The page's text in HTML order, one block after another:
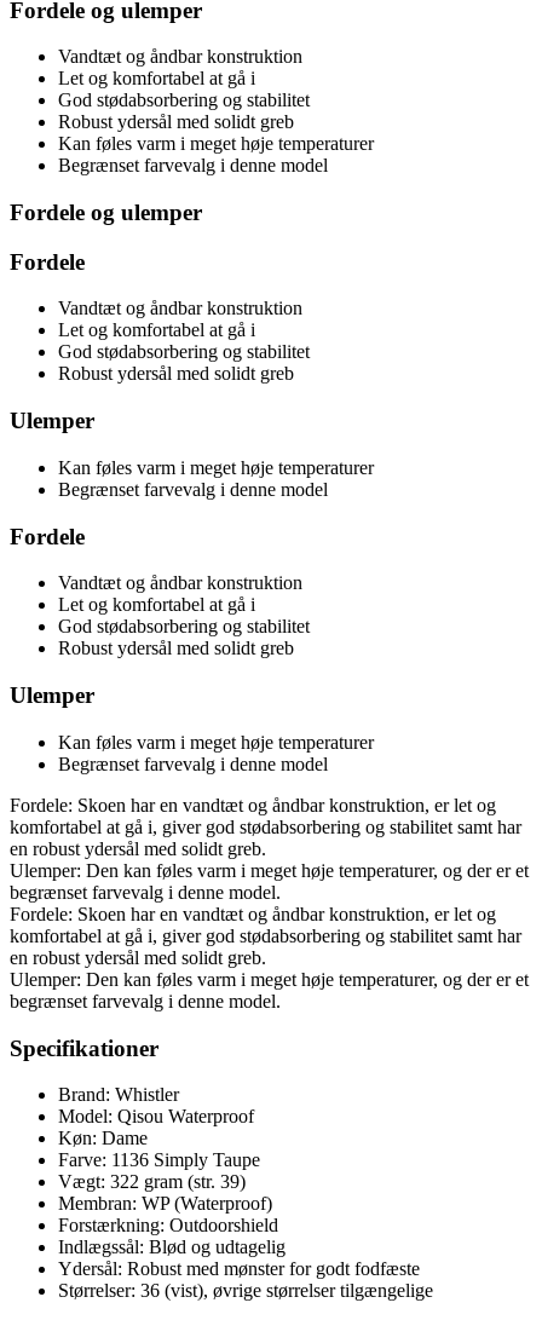
Fordele og ulemper
Vandtæt og åndbar konstruktion
Let og komfortabel at gå i
God stødabsorbering og stabilitet
Robust ydersål med solidt greb
Kan føles varm i meget høje temperaturer
Begrænset farvevalg i denne model
Fordele og ulemper
Fordele
Vandtæt og åndbar konstruktion
Let og komfortabel at gå i
God stødabsorbering og stabilitet
Robust ydersål med solidt greb
Ulemper
Kan føles varm i meget høje temperaturer
Begrænset farvevalg i denne model
Fordele
Vandtæt og åndbar konstruktion
Let og komfortabel at gå i
God stødabsorbering og stabilitet
Robust ydersål med solidt greb
Ulemper
Kan føles varm i meget høje temperaturer
Begrænset farvevalg i denne model
Fordele: Skoen har en vandtæt og åndbar konstruktion, er let og
komfortabel at gå i, giver god stødabsorbering og stabilitet samt har
en robust ydersål med solidt greb.
Ulemper: Den kan føles varm i meget høje temperaturer, og der er et
begrænset farvevalg i denne model.
Fordele: Skoen har en vandtæt og åndbar konstruktion, er let og
komfortabel at gå i, giver god stødabsorbering og stabilitet samt har
en robust ydersål med solidt greb.
Ulemper: Den kan føles varm i meget høje temperaturer, og der er et
begrænset farvevalg i denne model.
Specifikationer
Brand: Whistler
Model: Qisou Waterproof
Køn: Dame
Farve: 1136 Simply Taupe
Vægt: 322 gram (str. 39)
Membran: WP (Waterproof)
Forstærkning: Outdoorshield
Indlægssål: Blød og udtagelig
Ydersål: Robust med mønster for godt fodfæste
Størrelser: 36 (vist), øvrige størrelser tilgængelige